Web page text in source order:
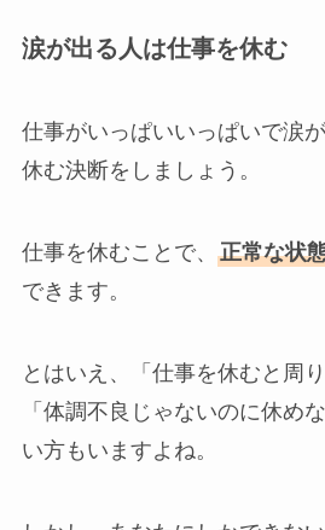
涙が出る人は仕事を休む
仕事がいっぱいいっぱいで涙
休む決断をしましょう。
仕事を休むことで、 正常な状
できます。
とはいえ、「仕事を休むと周
「体調不良じゃないのに休め
い方もいますよね。